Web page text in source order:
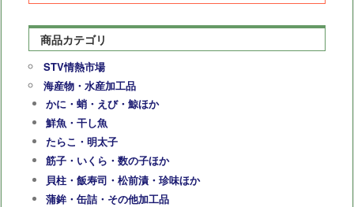
商品カテゴリ
STV情熱市場
海産物・水産加工品
かに・蛸・えび・鯨ほか
鮮魚・干し魚
たらこ・明太子
筋子・いくら・数の子ほか
貝柱・飯寿司・松前漬・珍味ほか
蒲鉾・缶詰・その他加工品